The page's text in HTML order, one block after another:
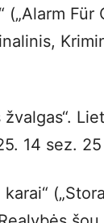
(„Alarm Für
14 sez.